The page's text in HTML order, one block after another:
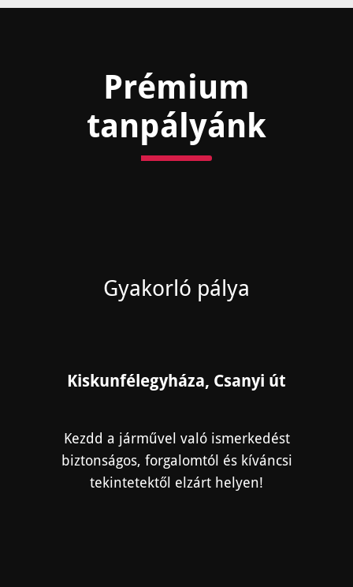
Prémium
tanpályánk
Gyakorló pálya
Kiskunfélegyháza, Csanyi út
Kezdd a járművel való ismerkedést
biztonságos, forgalomtól és kíváncsi
tekintetektől elzárt helyen!